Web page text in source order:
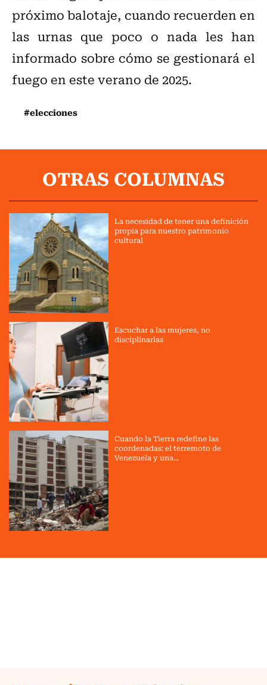
próximo balotaje, cuando recuerden en
las urnas que poco o nada les han
informado sobre cómo se gestionará el
fuego en este verano de 2025.
#elecciones
OTRAS COLUMNAS
La necesidad de tener una definición
propia para nuestro patrimonio
cultural
Escuchar a las mujeres, no
disciplinarlas
Cuando la Tierra redefine las
coordenadas: el terremoto de
Venezuela y una...